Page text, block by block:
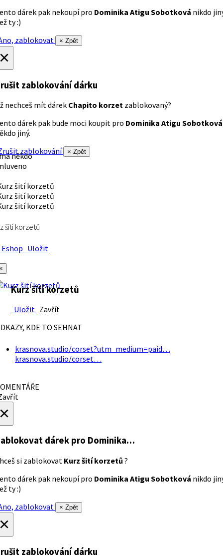
dárek pak nekoupí pro Dominika Atigu Sobotková nikdo
ty :)
zablokovat
× Zpět
zablokování dárku
nechceš mít dárek Chapito korzet zablokovaný?
dárek pak bude moci koupit pro Dominika Atigu Sobotková
jiný.
zablokování
× Zpět
někdo
šití korzetů
Uložit
Kurz šití korzetů
Uložit Zavřít
KDE TO SEHNAT
krasnova.studio/corset?utm_medium=paid…
krasnova.studio/corset…
dárek pro Dominika…
si zablokovat Kurz šití korzetů ?
dárek pak nekoupí pro Dominika Atigu Sobotková nikdo
ty :)
zablokovat
× Zpět
zablokování dárku